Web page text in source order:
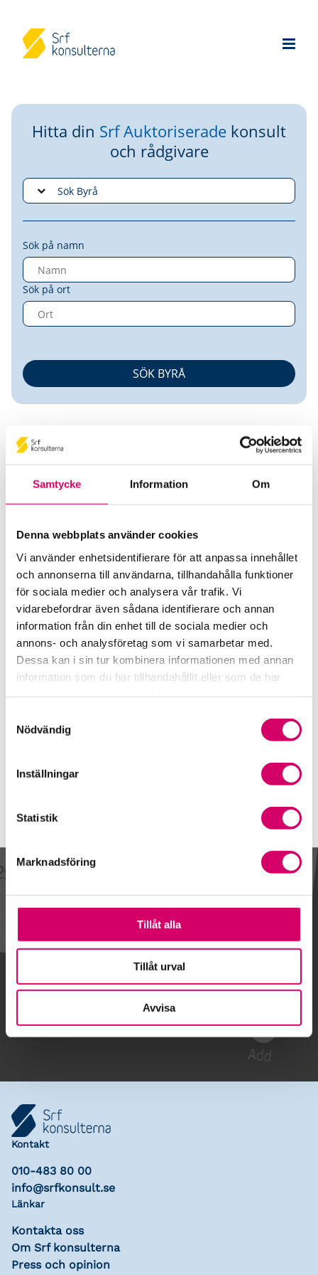
Samtycke Information Om
Denna webbplats använder cookies
Vi använder enhetsidentifierare för att anpassa innehållet
och annonserna till användarna, tillhandahålla funktioner
för sociala medier och analysera vår trafik. Vi
vidarebefordrar även sådana identifierare och annan
information från din enhet till de sociala medier och
annons- och analysföretag som vi samarbetar med.
Dessa kan i sin tur kombinera informationen med annan
information som du har tillhandahållit eller som de har
Nödvändig
Inställningar
Statistik
Marknadsföring
Tillåt alla
Tillåt urval
Avvisa
Hitta din Srf Auktoriserade konsult
och rådgivare
Sök på namn
Sök på ort
LR Redovisning Revision Mora AB
Mora
Telefon
010-1450829
Mobiltelefon
070-220 11 39
Skicka e-post
Lägg till i kalender
Kontakt
010-483 80 00
info@srfkonsult.se
Länkar
Kontakta oss
Om Srf konsulterna
Press och opinion